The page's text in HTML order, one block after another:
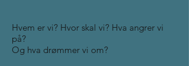
Hvem er vi? Hvor skal vi? Hva angrer vi
på?
Og hva drømmer vi om?